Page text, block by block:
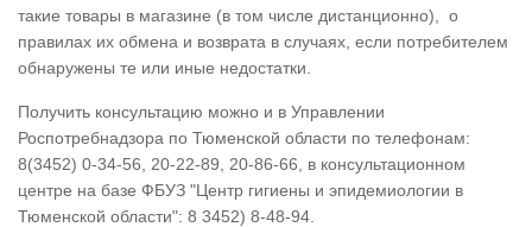
такие товары в магазине (в том числе дистанционно), о
правилах их обмена и возврата в случаях, если потребителем
обнаружены те или иные недостатки.
Получить консультацию можно и в Управлении
Роспотребнадзора по Тюменской области по телефонам:
8(3452) 0-34-56, 20-22-89, 20-86-66, в консультационном
центре на базе ФБУЗ "Центр гигиены и эпидемиологии в
Тюменской области": 8 3452) 8-48-94.